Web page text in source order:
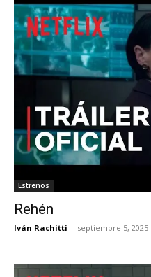
Estrenos
Rehén
Iván Rachitti - septiembre 5, 2025